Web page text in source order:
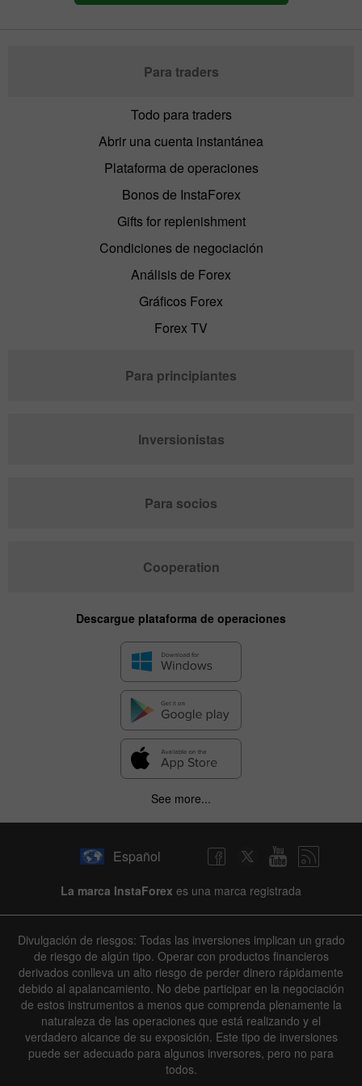
Para traders
Todo para traders
Abrir una cuenta instantánea
Plataforma de operaciones
Bonos de InstaForex
Gifts for replenishment
Condiciones de negociación
Análisis de Forex
Gráficos Forex
Forex TV
Para principiantes
Inversionistas
Para socios
Cooperation
Descargue plataforma de operaciones
See more...
Español
La marca InstaForex es una marca registrada
Divulgación de riesgos: Todas las inversiones implican un grado
de riesgo de algún tipo. Operar con productos financieros
derivados conlleva un alto riesgo de perder dinero rápidamente
debido al apalancamiento. No debe participar en la negociación
de estos instrumentos a menos que comprenda plenamente la
naturaleza de las operaciones que está realizando y el
verdadero alcance de su exposición. Este tipo de inversiones
puede ser adecuado para algunos inversores, pero no para
todos.